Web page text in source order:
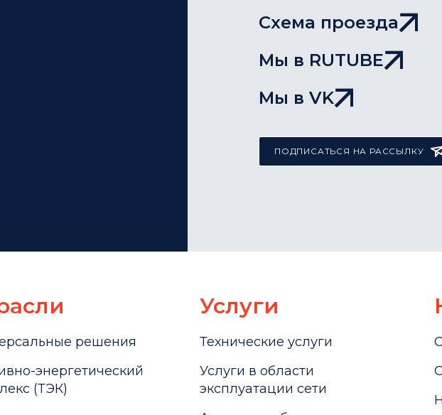
Схема проезда
Мы в RUTUBE
Мы в VK
ПОДПИСАТЬСЯ НА РАССЫЛКУ
решения
энергетический
(ТЭК)
Услуги
Технические услуги
Услуги в области
эксплуатации сети